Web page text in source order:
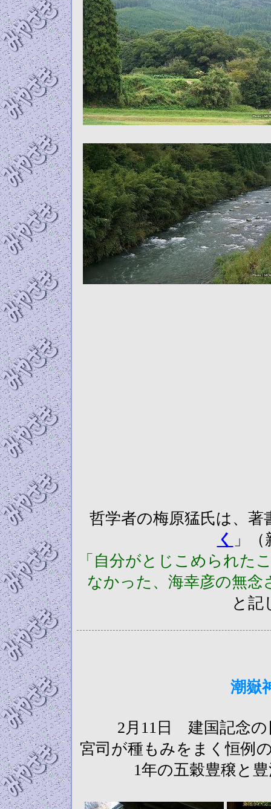
哲学者の梅原猛氏は、著
く
」
「自分がとじこめられた
なかった、海幸彦の無
と記
潮嶽
2月11日 建国記念
宮司が種もみをまく恒例
1年の五穀豊穣と